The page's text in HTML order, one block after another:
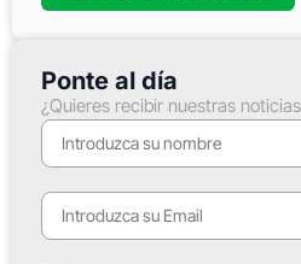
Ponte al día
¿Quieres recibir nuestras